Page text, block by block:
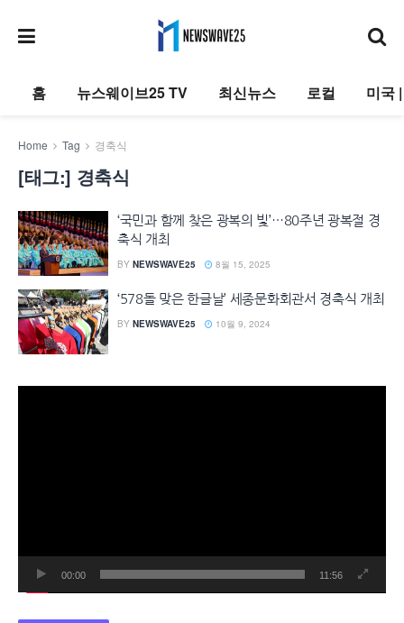
홈 뉴스웨이브25 TV 최신뉴스 로컬 미국
Home Tag 경축식
[태그:] 경축식
‘국민과 함께 찾은 광복의 빛’…80주년 광복절 경
축식 개최
BY NEWSWAVE25 8월 15, 2025
‘578돌 맞은 한글날’ 세종문화회관서 경축식 개최
BY NEWSWAVE25 10월 9, 2024
00:00 11:56